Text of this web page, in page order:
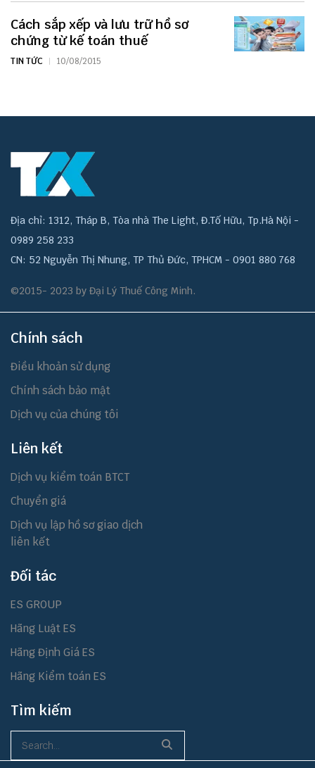
Cách sắp xếp và lưu trữ hồ sơ
chứng từ kế toán thuế
TIN TỨC 10/08/2015
Địa chỉ: 1312, Tháp B, Tòa nhà The Light, Đ.Tố Hữu, Tp.Hà Nội -
0989 258 233
CN: 52 Nguyễn Thị Nhung, TP Thủ Đức, TPHCM - 0901 880 768
©2015- 2023 by Đại Lý Thuế Công Minh.
Chính sách
Điều khoản sử dụng
Chính sách bảo mật
Dịch vụ của chúng tôi
Liên kết
Dịch vụ kiểm toán BTCT
Chuyển giá
Dịch vụ lập hồ sơ giao dịch
liên kết
Đối tác
ES GROUP
Hãng Luật ES
Hãng Định Giá ES
Hãng Kiểm toán ES
Tìm kiếm